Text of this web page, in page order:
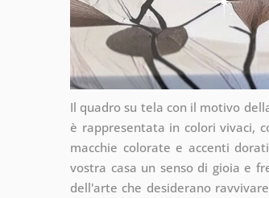
Il quadro su tela con il motivo
è rappresentata in colori vivaci,
macchie colorate e accenti
vostra casa un senso di gioia e
dell'arte che desiderano